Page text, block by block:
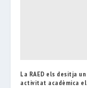
La RAED els desitja
activitat acadèmica